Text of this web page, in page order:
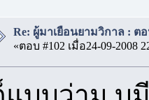
Re: ผู้มาเยือนยามวิกาล : ต
«ตอบ #102 เมื่อ24-09-2008